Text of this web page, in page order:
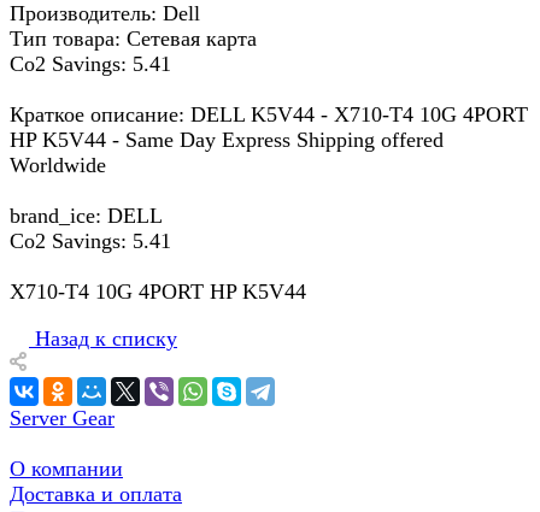
Производитель: Dell
Тип товара: Сетевая карта
Co2 Savings: 5.41
Краткое описание: DELL K5V44 - X710-T4 10G 4PORT
HP K5V44 - Same Day Express Shipping offered
Worldwide
brand_ice: DELL
Co2 Savings: 5.41
X710-T4 10G 4PORT HP K5V44
Назад к списку
Server Gear
О компании
Доставка и оплата